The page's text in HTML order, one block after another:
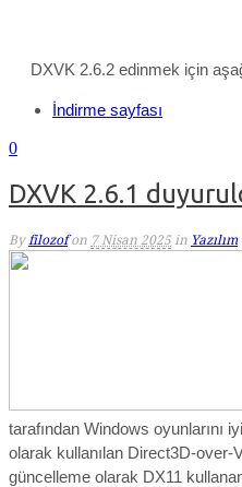
DXVK 2.6.2 edinmek için
İndirme sayfası
0
DXVK 2.6.1
By filozof on 7 Nisan 2025 in Yazılım
tarafından Windows oyunlarını
olarak kullanılan Direct3D-over-
güncelleme olarak DX11